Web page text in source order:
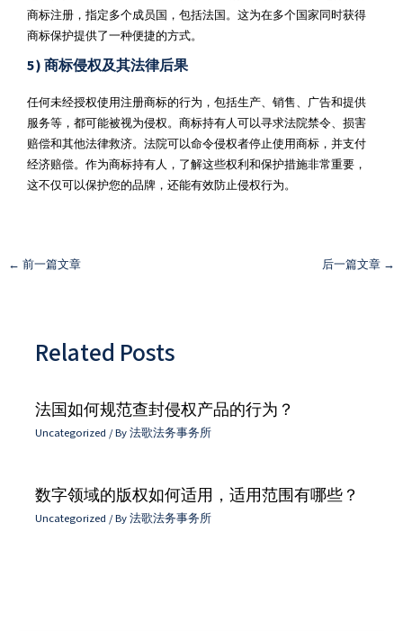
商标注册，指定多个成员国，包括法国。这为在多个国家同时获得
商标保护提供了一种便捷的方式。
5)商标侵权及其法律后果
任何未经授权使用注册商标的行为，包括生产、销售、广告和提供
服务等，都可能被视为侵权。商标持有人可以寻求法院禁令、损害
赔偿和其他法律救济。法院可以命令侵权者停止使用商标，并支付
经济赔偿。作为商标持有人，了解这些权利和保护措施非常重要，
这不仅可以保护您的品牌，还能有效防止侵权行为。
← 前一篇文章 后一篇文章 →
Related Posts
法国如何规范查封侵权产品的行为？
Uncategorized / By法歌法务事务所
数字领域的版权如何适用，适用范围有哪些？
Uncategorized / By法歌法务事务所